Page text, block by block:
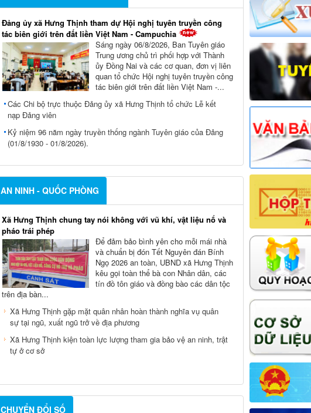
Đảng ủy xã Hưng Thịnh tham dự Hội nghị tuyên truyền công
tác biên giới trên đất liền Việt Nam - Campuchia
Sáng ngày 06/8/2026, Ban Tuyên giáo
Trung ương chủ trì phối hợp với Thành
ủy Đồng Nai và các cơ quan, đơn vị liên
quan tổ chức Hội nghị tuyên truyền công
tác biên giới trên đất liền Việt Nam -...
Các Chi bộ trực thuộc Đảng ủy xã Hưng Thịnh tổ chức Lễ kết
nạp Đảng viên
Kỷ niệm 96 năm ngày truyền thống ngành Tuyên giáo của Đảng
(01/8/1930 - 01/8/2026).
AN NINH - QUỐC PHÒNG
Xã Hưng Thịnh chung tay nói không với vũ khí, vật liệu nổ và
pháo trái phép
Để đảm bảo bình yên cho mỗi mái nhà
và chuẩn bị đón Tết Nguyên đán Bính
Ngọ 2026 an toàn, UBND xã Hưng Thịnh
kêu gọi toàn thể bà con Nhân dân, các
tín đồ tôn giáo và đồng bào các dân tộc
trên địa bàn...
Xã Hưng Thịnh gặp mặt quân nhân hoàn thành nghĩa vụ quân
sự tại ngũ, xuất ngũ trở về địa phương
Xã Hưng Thịnh kiện toàn lực lượng tham gia bảo vệ an ninh, trật
tự ở cơ sở
CHUYỂN ĐỔI SỐ
Nghị quyết
của Hội
Thịnh năm
Thời gian
lượt xem:
1277/QĐ-
Quyết định
bầu Chủ
ban nhân
VII, nhiệm
Thời gian
lượt xem:
01/NQ-
Nghị quyết
bầu Chủ tịch
Hưng Thịnh
2031
Thời gian
lượt xem:
15/NQ-HĐND
Nghị quyết
trình hoạt
đồng nhân
VII, nhiệm
Thời gian
lượt xem: 19
16/NQ-
Nghị quyết
chỉnh, bổ
sách nhà
phương đợt